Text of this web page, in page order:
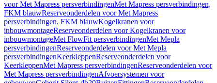
voor Met Mapress persverbindingenMet Mapress persverbindingen,
FKM blauwReserveonderdelen voor Met Mapress
persverbindingen, FKM blauwKogelkranen voor
inbouwmontageReserveonderdelen voor Kogelkranen voor
inbouwmontageMet FlowFit persverbindingenMet Mepla
persverbindingenReserveonderdelen voor Met Mepla
persverbindingenKeerkleppenReserveonderdelen voor
KeerkleppenMet Mapress persverbindingenReserveonderdelen voor
Met Mapress persverbindingenAfvoersystemen voor